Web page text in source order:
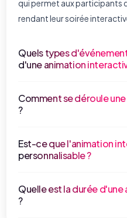
qui permet aux participants
rendant leur soirée
Quels types
d'une animation
Comment se déroule
?
Est-ce que l'animation
personnalisable ?
Quelle est la durée
?